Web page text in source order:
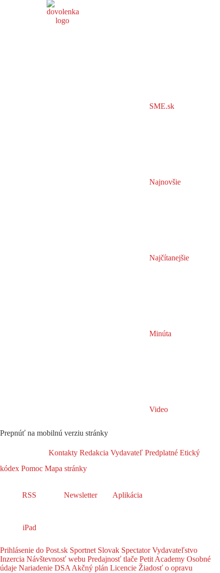
SME.sk
Najnovšie
Najčítanejšie
Minúta
Video
Prepnúť na mobilnú verziu stránky
Kontakty Redakcia Vydavateľ Predplatné Etický
kódex Pomoc Mapa stránky
RSS Newsletter Aplikácia
iPad
Prihlásenie do Post.sk SportnetSlovak SpectatorVydavateľstvo
Inzercia Návštevnosť webu Predajnosť tlače Petit Academy Osobné
údaje Nariadenie DSAAkčný plán Licencie Žiadosť o opravu